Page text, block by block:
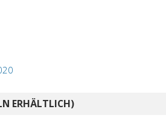
ERHÄLTLICH)